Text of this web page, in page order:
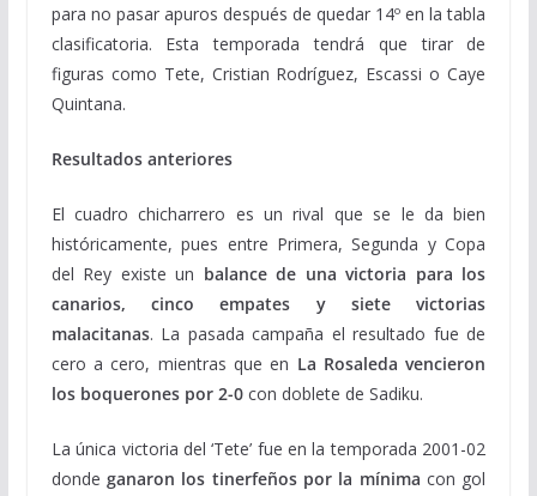
para no pasar apuros después de quedar 14º en la tabla
clasificatoria. Esta temporada tendrá que tirar de
figuras como Tete, Cristian Rodríguez, Escassi o Caye
Quintana.
Resultados anteriores
El cuadro chicharrero es un rival que se le da bien
históricamente, pues entre Primera, Segunda y Copa
del Rey existe un balance de una victoria para los
canarios, cinco empates y siete victorias
malacitanas. La pasada campaña el resultado fue de
cero a cero, mientras que en La Rosaleda vencieron
los boquerones por 2-0con doblete de Sadiku.
La única victoria del ‘Tete’ fue en la temporada 2001-02
donde ganaron los tinerfeños por la mínima con gol